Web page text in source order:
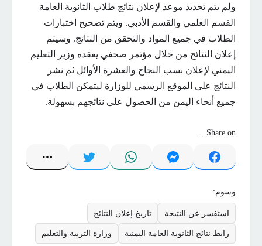
ولم يتم تحديد موعد لإعلان نتائج طلاب الثانوية العامة
القسم العلمي والقسم الأدبي. ويتم تصحيح اختبارات
الطلاب في جميع المواد والتحقق من النتائج. وسيتم
إعلان النتائج من خلال مؤتمر صحفي يعقده وزير التعليم
اليمني لإعلان نسب النجاح والعشرة الأوائل ثم نشر
النتائج على الموقع الرسمي للوزارة ليتمكن الطلاب في
جميع أنحاء اليمن من الحصول على نتائجهم بسهولة.
Share on ...
وسوم:
استفسر عن النتيجة تاريخ إعلان النتائج
رابط نتائج الثانوية العامة اليمنية وزارة التربية والتعليم